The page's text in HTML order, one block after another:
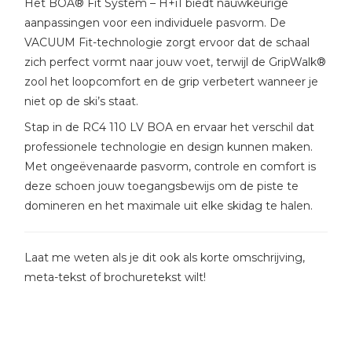
Het BOA® Fit System – H+i1 biedt nauwkeurige
aanpassingen voor een individuele pasvorm. De
VACUUM Fit-technologie zorgt ervoor dat de schaal
zich perfect vormt naar jouw voet, terwijl de GripWalk®
zool het loopcomfort en de grip verbetert wanneer je
niet op de ski’s staat.
Stap in de RC4 110 LV BOA en ervaar het verschil dat
professionele technologie en design kunnen maken.
Met ongeëvenaarde pasvorm, controle en comfort is
deze schoen jouw toegangsbewijs om de piste te
domineren en het maximale uit elke skidag te halen.
Laat me weten als je dit ook als korte omschrijving,
meta-tekst of brochuretekst wilt!